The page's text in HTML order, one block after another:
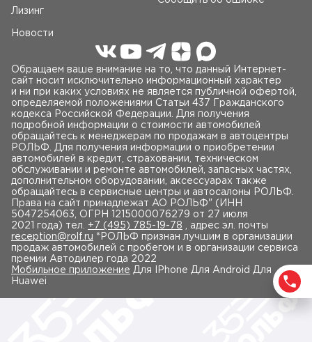
Лизинг
Новости
Обращаем ваше внимание на то, что данный Интернет-
сайт носит исключительно информационный характер
и ни при каких условиях не является публичной офертой,
определяемой положениями Статьи 437 Гражданского
кодекса Российской Федерации. Для получения
подробной информации о стоимости автомобилей
обращайтесь к менеджерам по продажам в автоцентры
РОЛЬФ. Для получения информации о приобретении
автомобилей в кредит, страховании, техническом
обслуживании и ремонте автомобилей, запасных частях,
дополнительном оборудовании, аксессуарах также
обращайтесь в сервисные центры и автосалоны РОЛЬФ.
Права на сайт принадлежат AO РОЛЬФ" (ИНН
5047254063, ОГРН 1215000076279 от 27 июля
2021 года) тел. +7 (495) 785-19-78 , адрес эл. почты
reception@rolf.ru *РОЛЬФ признан лучшим в организации
продаж автомобилей с пробегом и в организации сервиса
премии Автодилер года 2022
Мобильное приложение Для IPhone Для Android Для
Huawei